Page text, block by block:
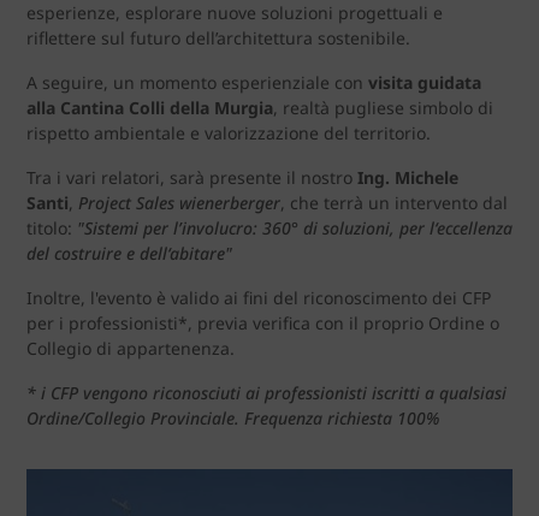
esperienze, esplorare nuove soluzioni progettuali e
riflettere sul futuro dell’architettura sostenibile.
A seguire, un momento esperienziale con visita guidata
alla Cantina Colli della Murgia, realtà pugliese simbolo di
rispetto ambientale e valorizzazione del territorio.
Tra i vari relatori, sarà presente il nostro Ing. Michele
Santi, Project Sales wienerberger, che terrà un intervento dal
titolo: "Sistemi per l’involucro: 360° di soluzioni, per l‘eccellenza
del costruire e dell‘abitare"
Inoltre, l'evento è valido ai fini del riconoscimento dei CFP
per i professionisti*, previa verifica con il proprio Ordine o
Collegio di appartenenza.
* i CFP vengono riconosciuti ai professionisti iscritti a qualsiasi
Ordine/Collegio Provinciale. Frequenza richiesta 100%